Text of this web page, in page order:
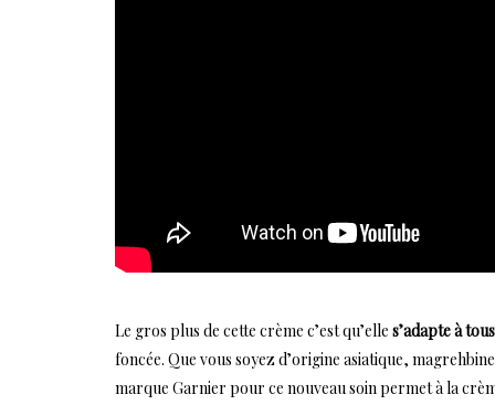
Le gros plus de cette crème c’est qu’elle s’adapte à
foncée. Que vous soyez d’origine asiatique,
marque Garnier pour ce nouveau soin permet à la